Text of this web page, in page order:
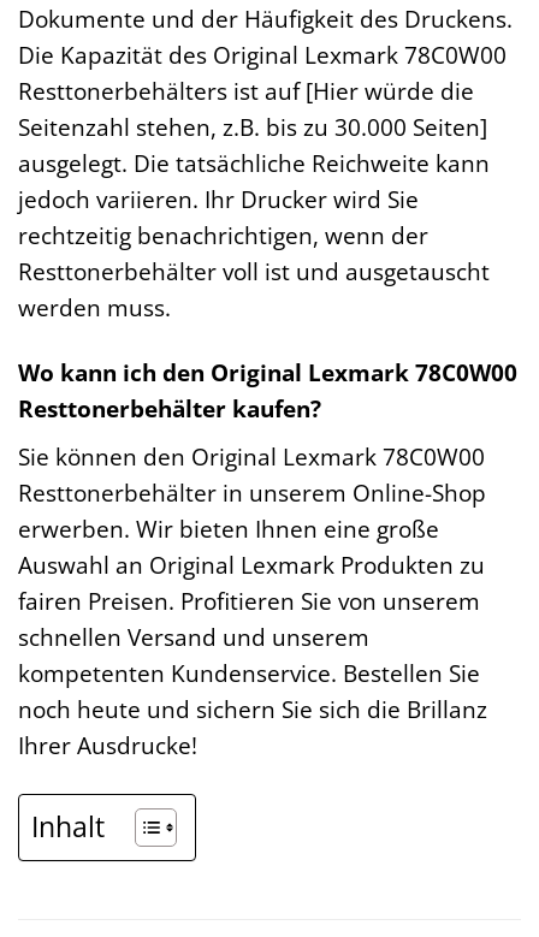
Dokumente und der Häufigkeit des Druckens.
Die Kapazität des Original Lexmark 78C0W00
Resttonerbehälters ist auf [Hier würde die
Seitenzahl stehen, z.B. bis zu 30.000 Seiten]
ausgelegt. Die tatsächliche Reichweite kann
jedoch variieren. Ihr Drucker wird Sie
rechtzeitig benachrichtigen, wenn der
Resttonerbehälter voll ist und ausgetauscht
werden muss.
Wo kann ich den Original Lexmark 78C0W00
Resttonerbehälter kaufen?
Sie können den Original Lexmark 78C0W00
Resttonerbehälter in unserem Online-Shop
erwerben. Wir bieten Ihnen eine große
Auswahl an Original Lexmark Produkten zu
fairen Preisen. Profitieren Sie von unserem
schnellen Versand und unserem
kompetenten Kundenservice. Bestellen Sie
noch heute und sichern Sie sich die Brillanz
Ihrer Ausdrucke!
Inhalt